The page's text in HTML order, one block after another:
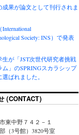
成果が論文として刊行されま
Society: INS）で発表
生が「JST次世代研究者挑戦
ム」のSPRINGスカラシップ
ばれました。
(CONTACT)
東中野７４２－１
（3号館）3820号室